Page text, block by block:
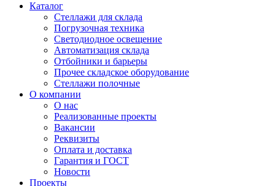
Каталог
Стеллажи для склада
Погрузочная техника
Светодиодное освещение
Автоматизация склада
Отбойники и барьеры
Прочее складское оборудование
Стеллажи полочные
О компании
О нас
Реализованные проекты
Вакансии
Реквизиты
Оплата и доставка
Гарантия и ГОСТ
Новости
Проекты